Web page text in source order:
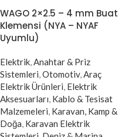
Kompakt
Tasarım | Güçlü
Koruma | Şık
Siyah Görünüm
Tunçmatik Powersurge ikili akım
korumalı priz, elektronik
cihazlarınızı ani voltaj
dalgalanmaları, yüksek akım ve
yıldırım kaynaklı risklere karşı
WAGO 2×2.5 – 4 mm Buat
Klemensi (NYA – NYAF
Uyumlu)
Elektrik Anahtar & Priz
Sistemleri Otomotiv, Araç
Elektrik Ürünleri Elektrik
Aksesuarları Kablo & Tesisat
Malzemeleri Karavan, Kamp &
Doğa Karavan Elektrik